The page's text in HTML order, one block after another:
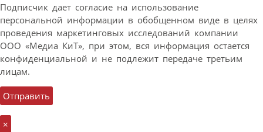
Подписчик дает согласие на использование
персональной информации в обобщенном виде в целях
проведения маркетинговых исследований компании
ООО «Медиа КиТ», при этом, вся информация остается
конфиденциальной и не подлежит передаче третьим
лицам.
×